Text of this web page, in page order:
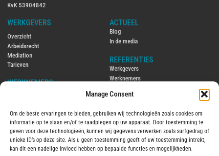
Manage Consent
Om de beste ervaringen te bieden, gebruiken wij technologieën zoals cookies om
informatie op te slaan en/of te raadplegen op uw apparaat. Door toestemming te
geven voor deze technologieën, kunnen wij gegevens verwerken zoals surfgedrag of
unieke ID’s op deze site. Als u geen toestemming geeft of uw toestemming intrekt,
kan dit een nadelige invloed hebben op bepaalde functies en mogelijkheden.
KvK 53904842
WERKGEVERS
Overzicht
Arbeidsrecht
Mediation
Tarieven
WERKNEMERS
Ambtenarenrecht
Mediation
Tarieven
OVER MIJ
ACTUEEL
Blog
In de media
REFERENTIES
Werkgevers
Werknemers
CONTACT
ENGLISH
Hiring and firing employees in the
Netherlands
Employment law in the Netherlands